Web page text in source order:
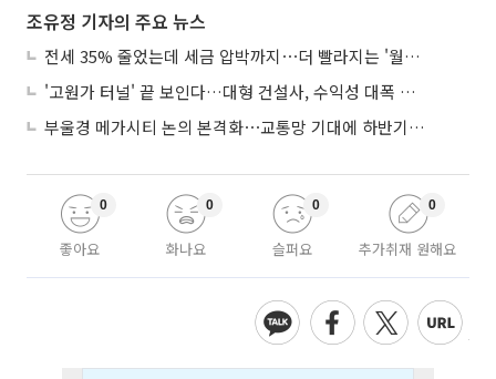
조유정 기자의 주요 뉴스
전세 35% 줄었는데 세금 압박까지⋯더 빨라지는 '월세화'
'고원가 터널' 끝 보인다…대형 건설사, 수익성 대폭 개선
부울경 메가시티 논의 본격화⋯교통망 기대에 하반기 분양시장 '주목'
좋아요
0
화나요
0
슬퍼요
0
추가취재 원해요
0